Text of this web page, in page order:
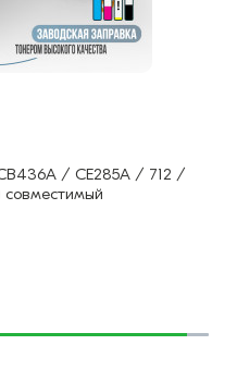
/ CE285A / 712 /